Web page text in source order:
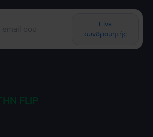
Γίνε
συνδρομητής
FLIP